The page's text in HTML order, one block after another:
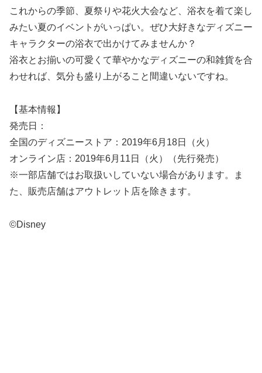
これからの季節、夏祭りや花火大会など、浴衣を着て楽し
みたい夏のイベントがいっぱい。ぜひ大好きなディズニー
キャラクターの浴衣で出かけてみませんか？
浴衣とお揃いの可愛くて華やかなディズニーの和雑貨を合
わせれば、気分も盛り上がること間違いないですね。
【基本情報】
発売日：
全国のディズニーストア：2019年6月18日（火）
オンライン店：2019年6月11日（火）（先行発売）
※一部店舗ではお取扱いしていない場合があります。ま
た、販売店舗はアウトレット店を除きます。
©Disney